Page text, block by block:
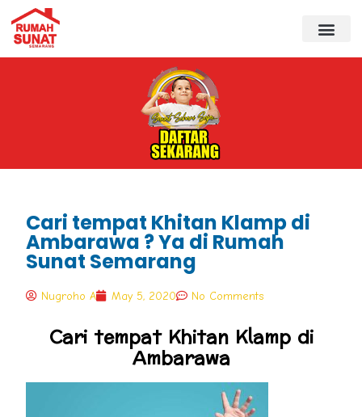
Cari tempat Khitan Klamp di
Ambarawa ? Ya di Rumah
Sunat Semarang
Nugroho A May 5, 2020 No Comments
Cari tempat Khitan Klamp di
Ambarawa